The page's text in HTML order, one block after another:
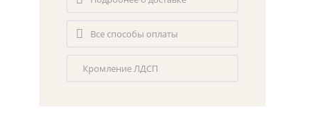
Все способы оплаты
Кромление ЛДСП